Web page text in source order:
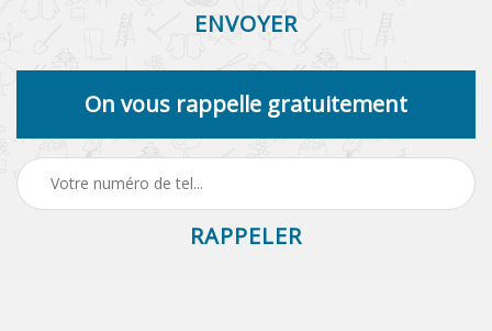
On vous rappelle gratuitement